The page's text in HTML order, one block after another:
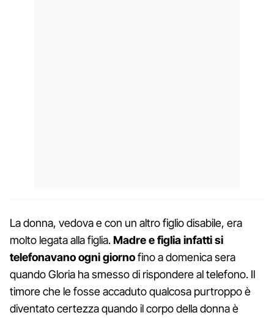
La donna, vedova e con un altro figlio disabile, era
molto legata alla figlia.Madre e figlia infatti si
telefonavano ogni giornofino a domenica sera
quando Gloria ha smesso di rispondere al telefono. Il
timore che le fosse accaduto qualcosa purtroppo è
diventato certezza quando il corpo della donna è